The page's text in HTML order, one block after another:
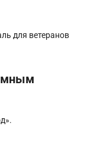
для ветеранов